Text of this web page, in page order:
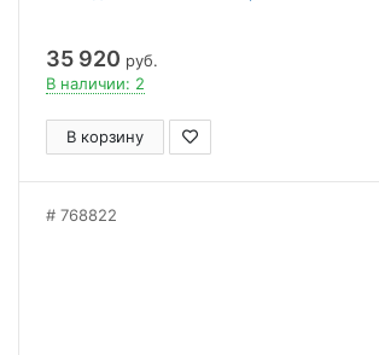
35 920 руб.
В наличии: 2
В корзину
768822